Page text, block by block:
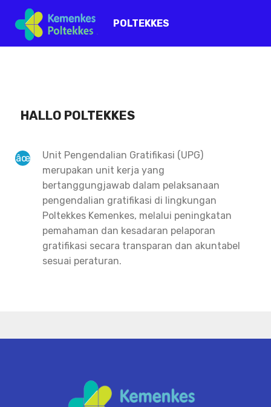
POLTEKKES
HALLO POLTEKKES
Unit Pengendalian Gratifikasi (UPG)
merupakan unit kerja yang
bertanggungjawab dalam pelaksanaan
pengendalian gratifikasi di lingkungan
Poltekkes Kemenkes, melalui peningkatan
pemahaman dan kesadaran pelaporan
gratifikasi secara transparan dan akuntabel
sesuai peraturan.